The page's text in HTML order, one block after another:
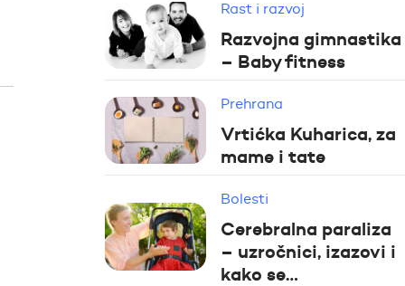
Rast i razvoj
Razvojna gimnastika
– Baby fitness
Prehrana
Vrtićka Kuharica, za
mame i tate
Bolesti
Cerebralna paraliza
– uzročnici, izazovi i
kako se…